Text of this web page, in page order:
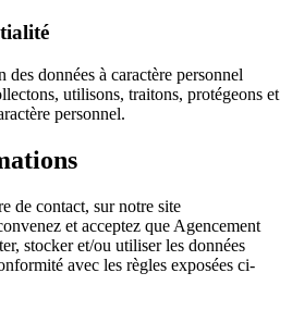
données à caractère personnel
utilisons, traitons, protégeons et
personnel.
de contact, sur notre site
et acceptez que Agencement
stocker et/ou utiliser les données
avec les règles exposées ci-